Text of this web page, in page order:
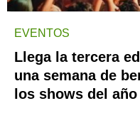
EVENTOS
Llega la tercera
una semana de
los shows del año